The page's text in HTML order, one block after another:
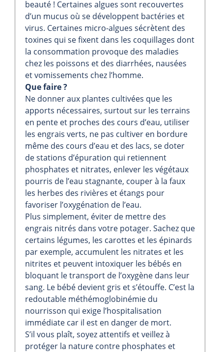
beauté ! Certaines algues sont recouvertes
d’un mucus où se développent bactéries et
virus. Certaines micro-algues sécrètent des
toxines qui se fixent dans les coquillages dont
la consommation provoque des maladies
chez les poissons et des diarrhées, nausées
et vomissements chez l’homme.
Que faire ?
Ne donner aux plantes cultivées que les
apports nécessaires, surtout sur les terrains
en pente et proches des cours d’eau, utiliser
les engrais verts, ne pas cultiver en bordure
même des cours d’eau et des lacs, se doter
de stations d’épuration qui retiennent
phosphates et nitrates, enlever les végétaux
pourris de l’eau stagnante, couper à la faux
les herbes des rivières et étangs pour
favoriser l’oxygénation de l’eau.
Plus simplement, éviter de mettre des
engrais nitrés dans votre potager. Sachez que
certains légumes, les carottes et les épinards
par exemple, accumulent les nitrates et les
nitrites et peuvent intoxiquer les bébés en
bloquant le transport de l’oxygène dans leur
sang. Le bébé devient gris et s’étouffe. C’est la
redoutable méthémoglobinémie du
nourrisson qui exige l’hospitalisation
immédiate car il est en danger de mort.
S’il vous plaît, soyez attentifs et veillez à
protéger la nature contre phosphates et